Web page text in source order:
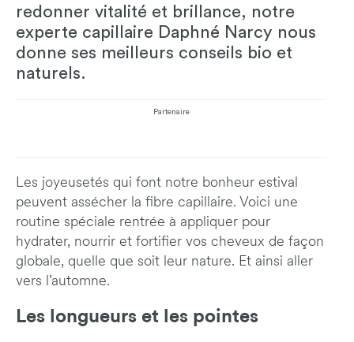
redonner vitalité et brillance, notre
experte capillaire Daphné Narcy nous
donne ses meilleurs conseils bio et
naturels.
Partenaire
Les joyeusetés qui font notre bonheur estival
peuvent assécher la fibre capillaire. Voici une
routine spéciale rentrée à appliquer pour
hydrater, nourrir et fortifier vos cheveux de façon
globale, quelle que soit leur nature. Et ainsi aller
vers l’automne.
Les longueurs et les pointes